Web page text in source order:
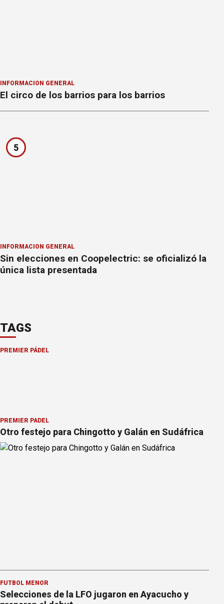
INFORMACION GENERAL
El circo de los barrios para los barrios
5
INFORMACION GENERAL
Sin elecciones en Coopelectric: se oficializó la
única lista presentada
TAGS
PREMIER PÁDEL
PREMIER PÁDEL
Otro festejo para Chingotto y Galán en Sudáfrica
FÚTBOL MENOR
Selecciones de la LFO jugaron en Ayacucho y